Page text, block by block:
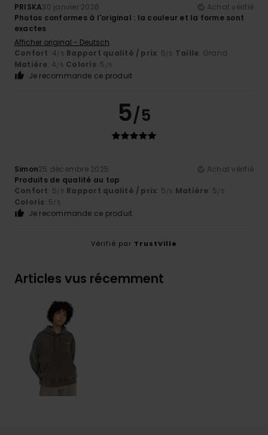
PRISKA30 janvier 2026
Achat vérifié
Photos conformes à l'original : la couleur et la forme sont
exactes
Afficher original - Deutsch
Confort: 4/5 Rapport qualité / prix: 5/5 Taille: Grand
Matière: 4/5 Coloris: 5 /5
Je recommande ce produit
5/5
Simon25 décembre 2025
Achat vérifié
Produits de qualité au top
Confort: 5/5 Rapport qualité / prix: 5/5 Matière: 5/5
Coloris: 5/5
Je recommande ce produit
Vérifié par TrustVille
Articles vus récemment